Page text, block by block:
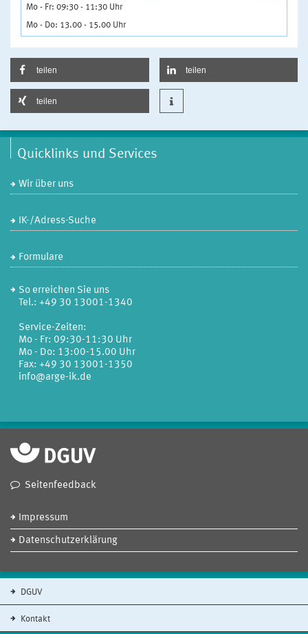
Mo - Fr: 09:30 - 11:30 Uhr
Mo - Do: 13.00 - 15.00 Uhr
teilen teilen
teilen
Quicklinks und Services
Wir über uns
IK-/Adress-Suche
Formulare
So erreichen Sie uns
Tel.: +49 30 13001-1340
Service-Zeiten:
Mo - Fr: 09:30-11:30 Uhr
Mo - Do: 13:00-15.00 Uhr
Fax: +49 30 13001-1350
info@arge-ik.de
Seitenfeedback
Impressum
Datenschutzerklärung
DGUV
Kontakt